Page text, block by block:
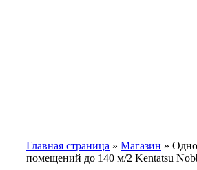
Главная страница » Магазин »
помещений до 140 м/2 Kentatsu